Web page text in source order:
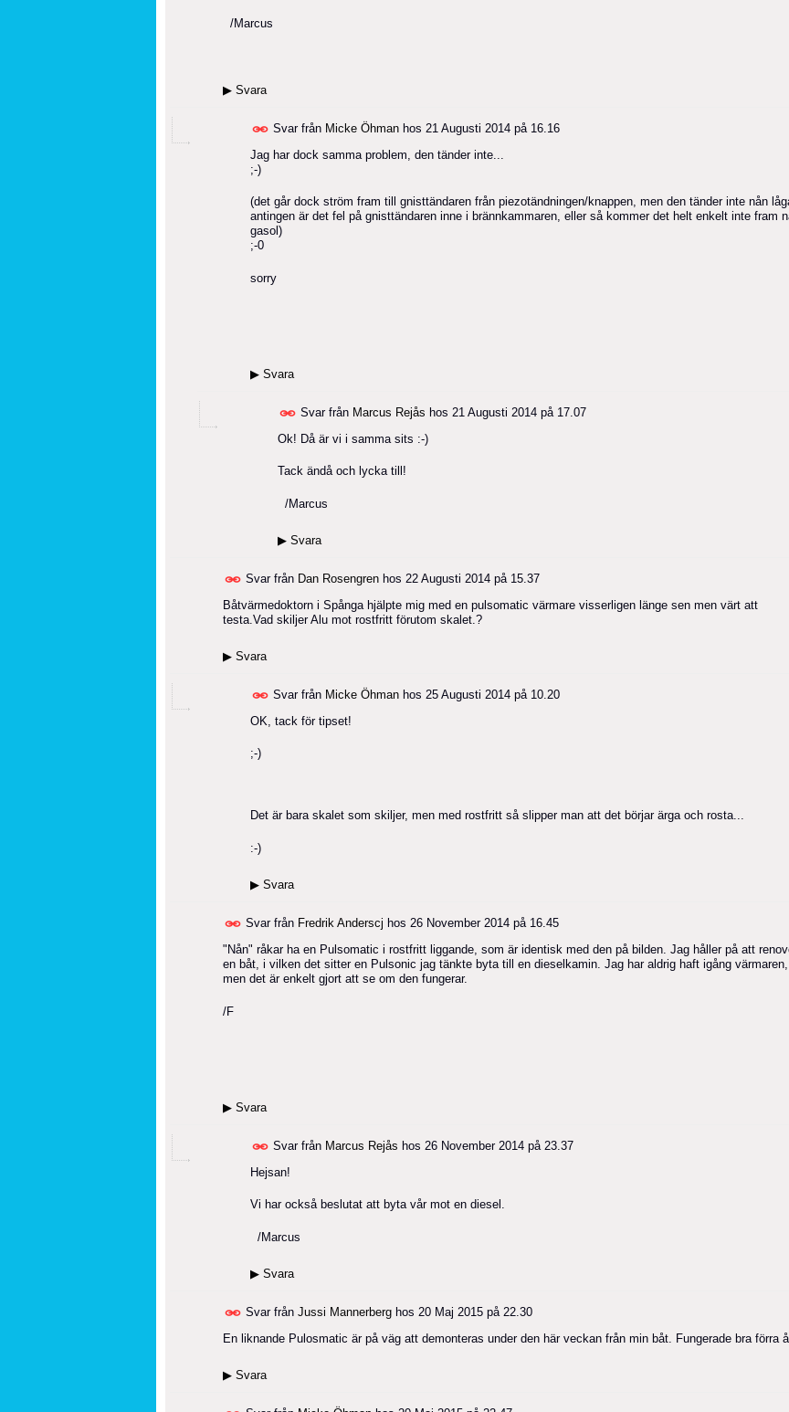
/Marcus
▶ Svara
Svar från Micke Öhman hos 21 Augusti 2014 på 16.16
Jag har dock samma problem, den tänder inte...
;-)
(det går dock ström fram till gnisttändaren från piezotändningen/knappen, men den tänder inte nån
antingen är det fel på gnisttändaren inne i brännkammaren, eller så kommer det helt enkelt inte fram
gasol)
;-0
sorry
▶ Svara
Svar från Marcus Rejås hos 21 Augusti 2014 på 17.07
Ok! Då är vi i samma sits :-)
Tack ändå och lycka till!
/Marcus
▶ Svara
Svar från Dan Rosengren hos 22 Augusti 2014 på 15.37
Båtvärmedoktorn i Spånga hjälpte mig med en pulsomatic värmare visserligen länge sen men värt att
testa.Vad skiljer Alu mot rostfritt förutom skalet.?
▶ Svara
Svar från Micke Öhman hos 25 Augusti 2014 på 10.20
OK, tack för tipset!
;-)
Det är bara skalet som skiljer, men med rostfritt så slipper man att det börjar ärga och rosta...
:-)
▶ Svara
Svar från Fredrik Anderscj hos 26 November 2014 på 16.45
"Nån" råkar ha en Pulsomatic i rostfritt liggande, som är identisk med den på bilden. Jag håller på att
en båt, i vilken det sitter en Pulsonic jag tänkte byta till en dieselkamin. Jag har aldrig haft igång värmaren,
men det är enkelt gjort att se om den fungerar.
/F
▶ Svara
Svar från Marcus Rejås hos 26 November 2014 på 23.37
Hejsan!
Vi har också beslutat att byta vår mot en diesel.
/Marcus
▶ Svara
Svar från Jussi Mannerberg hos 20 Maj 2015 på 22.30
En liknande Pulosmatic är på väg att demonteras under den här veckan från min båt. Fungerade bra förra
▶ Svara